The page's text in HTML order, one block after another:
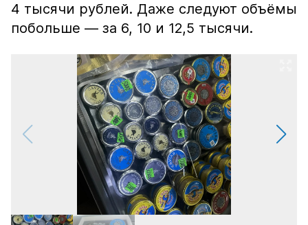
4 тысячи рублей. Даже следуют объёмы
побольше — за 6, 10 и 12,5 тысячи.